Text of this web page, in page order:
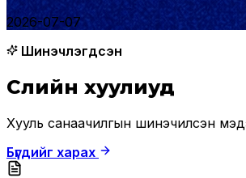
2026-07-07
Шинэчлэгдсэн
Сүүлийн хуулиуд
Хууль санаачилгын шинэчилсэн
Бүгдийг харах